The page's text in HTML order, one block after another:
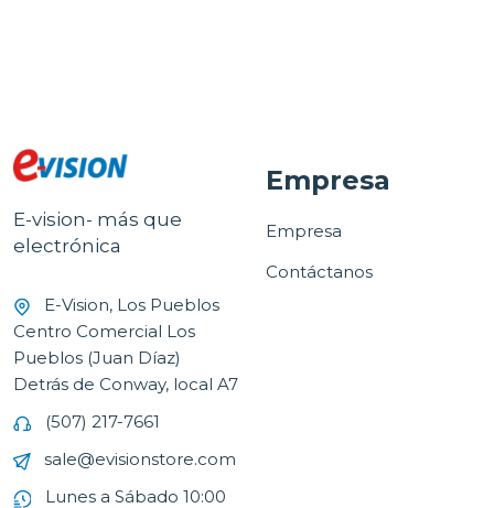
E-vision- más que
electrónica
E-Vision, Los Pueblos
Centro Comercial Los
Pueblos (Juan Díaz)
Detrás de Conway, local A7
(507) 217-7661
sale@evisionstore.com
Lunes a Sábado 10:00
Empresa
Empresa
Contáctanos